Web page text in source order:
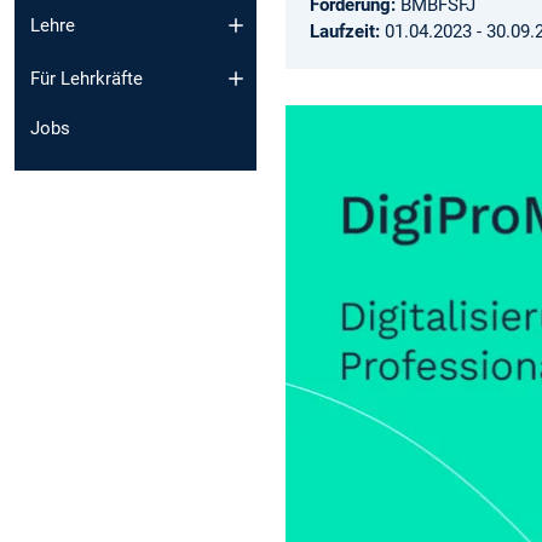
Lehre
Für Lehrkräfte
Jobs
Förderung: BMBFSFJ
Laufzeit: 01.04.2023 -